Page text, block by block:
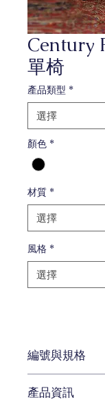
Century
單椅
產品類型 *
顏色 *
材質 *
風格 *
編號與規格
產品資訊